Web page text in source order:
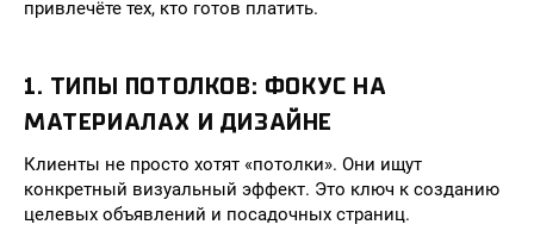
привлечёте тех, кто готов платить.
1. ТИПЫ ПОТОЛКОВ: ФОКУС НА
МАТЕРИАЛАХ И ДИЗАЙНЕ
Клиенты не просто хотят «потолки». Они ищут
конкретный визуальный эффект. Это ключ к созданию
целевых объявлений и посадочных страниц.